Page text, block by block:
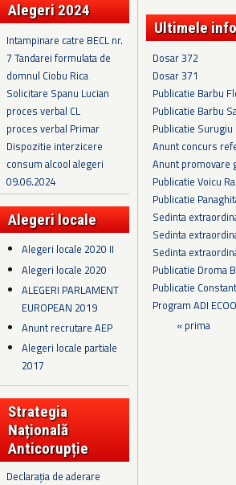
Alegeri 2024
Intampinare catre BECL nr.
7 Tandarei formulata de
domnul Ciobu Rica
Solicitare Spanu Lucian
proces verbal CL
proces verbal Primar
Dispozitie interzicere
consum alcool alegeri
09.06.2024
Alegeri locale
Alegeri locale 2020 II
Alegeri locale 2020
ALEGERI PARLAMENT
EUROPEAN 2019
Anunt recrutare AEP
Alegeri locale partiale
2017
Strategia
Națională
Anticorupție
Declarația de aderare
Ultimele
Dosar 372
Dosar 371
Publicatie Barbu
Publicatie Barbu
Publicatie
Anunt concurs
Anunt promovare
Publicatie Voicu
Publicatie
Sedinta
Sedinta
Sedinta
Publicatie Droma
Publicatie
Program ADI
Pagini
« prima